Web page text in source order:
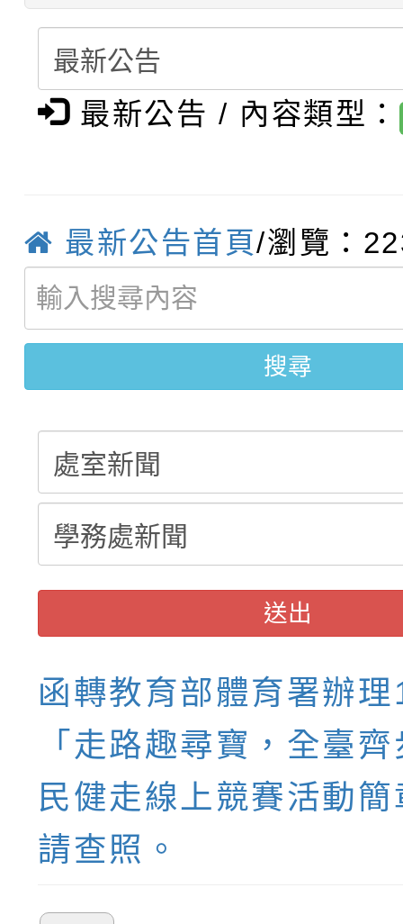
結果(第4招)
學年度第1學期第7次代
結果(第12招)
轉知：桃園市115學年
賽及師生本土語及新住
賽實施要點
轉知：「桃園市115學
比賽實施要點」
轉知：「115年金融知
畫影片一案
劇比賽實施要點」及修
表
轉知：桃園市115年度
敬師藝文競賽』實施計
【甄選結果(第11招)】
學年度第1學期第7次
【甄選結果(第3招)】
結果(第3招)
最新公告 / 內容類型：
最新公告首頁/瀏覽：
搜尋
送出
函轉教育部體育署辦
「走路趣尋寶，全臺
民健走線上競賽活動
請查照。